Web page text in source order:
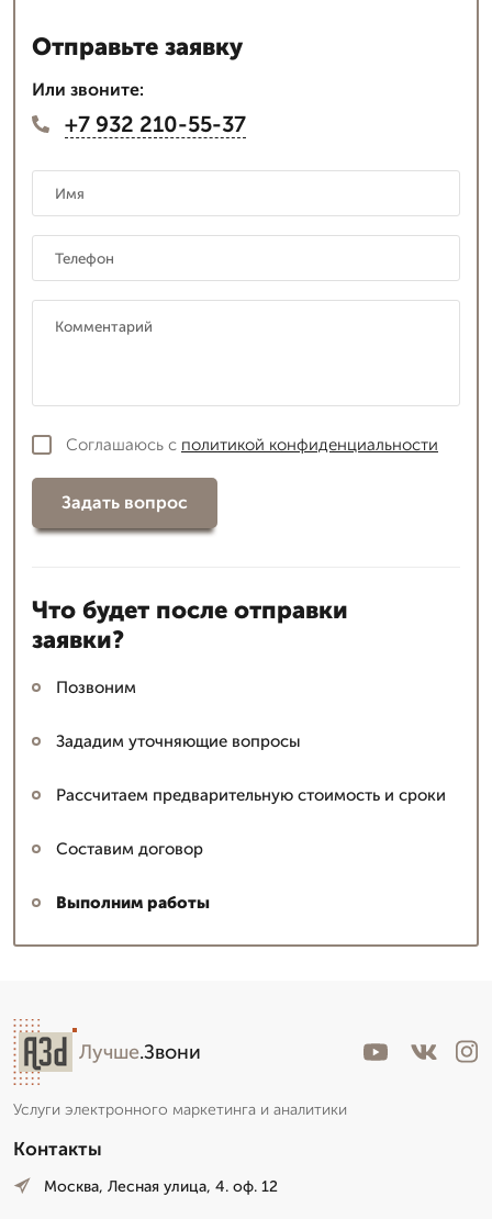
Отправьте заявку
Или звоните:
+7 932 210-55-37
Соглашаюсь с политикой конфиденциальности
Задать вопрос
Что будет после отправки
заявки?
Позвоним
Зададим уточняющие вопросы
Рассчитаем предварительную стоимость и сроки
Составим договор
Выполним работы
Лучше.Звони
Услуги электронного маркетинга и аналитики
Контакты
Москва, Лесная улица, 4. оф. 12